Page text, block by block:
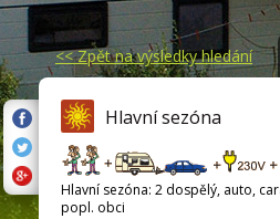
<<Zpět na výsledky hledání
Hlavní sezóna
Hlavní sezóna: 2 dospělý, auto,
popl. obci